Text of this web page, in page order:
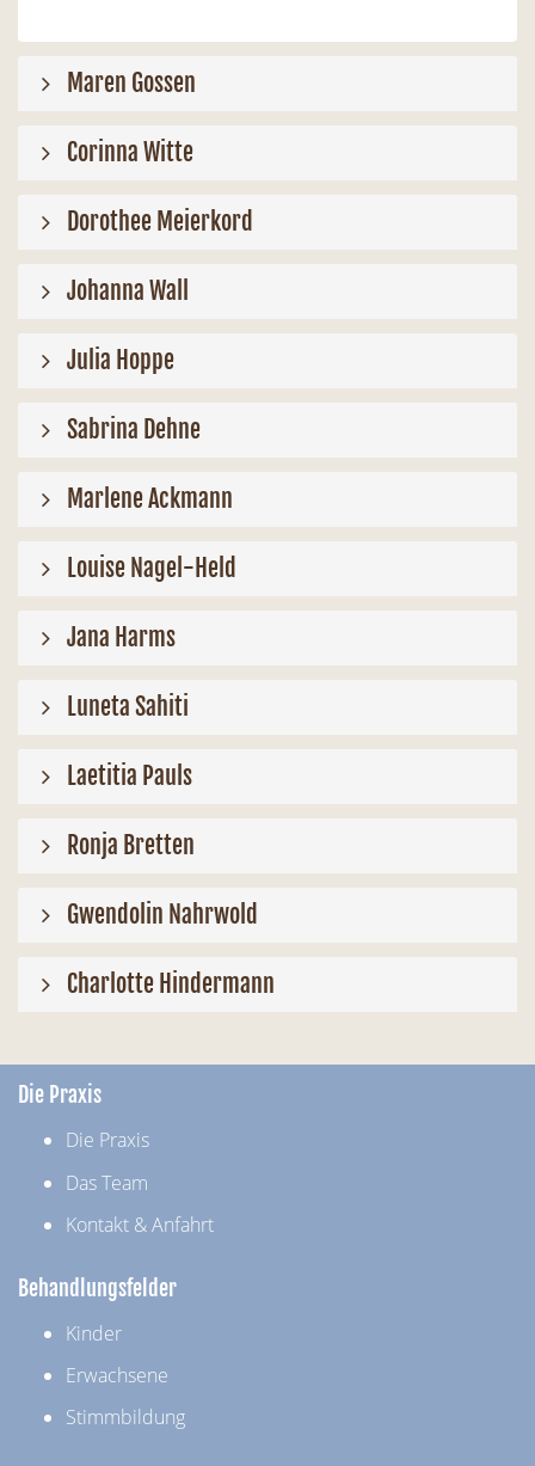
Maren Gossen
Corinna Witte
Dorothee Meierkord
Johanna Wall
Julia Hoppe
Sabrina Dehne
Marlene Ackmann
Louise Nagel-Held
Jana Harms
Luneta Sahiti
Laetitia Pauls
Ronja Bretten
Gwendolin Nahrwold
Charlotte Hindermann
Die Praxis
Die Praxis
Das Team
Kontakt & Anfahrt
Behandlungsfelder
Kinder
Erwachsene
Stimmbildung